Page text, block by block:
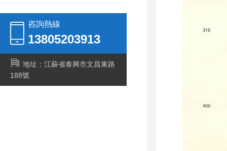
咨詢熱線
13805203913
地址：江蘇省泰興市文昌東路
188號